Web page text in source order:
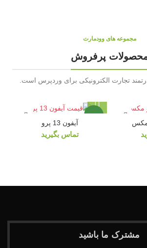
مجموعه های وودمارت
پرفروش
تجارت الکترونیکی برای وردپرس است.
جدید
آیفون 13 پرو
تماس بگیرید
مشترک ما باشید